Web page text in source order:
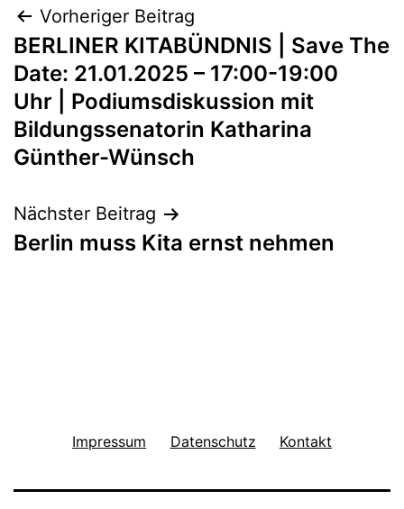
Beitragsnavigation
Vorheriger Beitrag
BERLINER KITABÜNDNIS | Save The
Date: 21.01.2025 – 17:00-19:00
Uhr | Podiumsdiskussion mit
Bildungssenatorin Katharina
Günther-Wünsch
Nächster Beitrag
Berlin muss Kita ernst nehmen
Impressum Datenschutz Kontakt